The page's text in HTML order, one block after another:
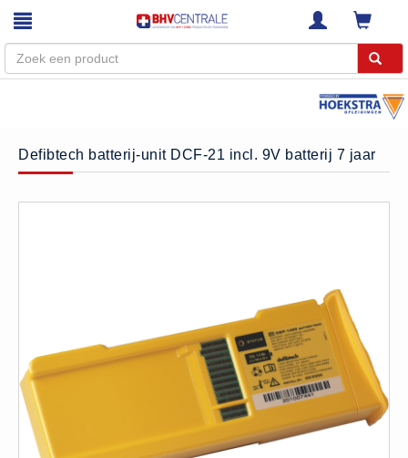
Home
Webshop
Trainingen
Bedrijfsnoodplannen
Plattegronden
Defibtech batterij-unit DCF-21 incl. 9V batterij 7 jaar